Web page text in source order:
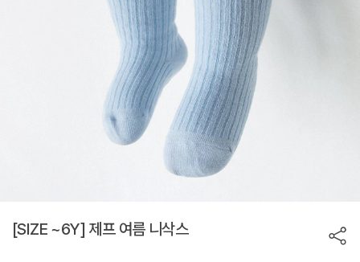
[SIZE ~6Y] 제프 여름 니삭스